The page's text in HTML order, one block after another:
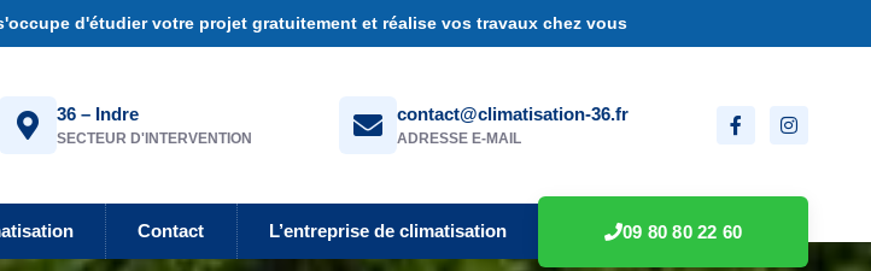
d'étudier votre projet gratuitement et réalise vos travaux chez vous
36 – Indre
SECTEUR D'INTERVENTION
contact@climatisation-36.fr
ADRESSE E-MAIL
Contact L’entreprise de climatisation 09 80 80 22 60